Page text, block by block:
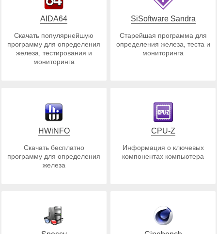
AIDA64
Скачать популярнейшую
программу для определения
железа, тестирования и
мониторинга
SiSoftware Sandra
Старейшая программа для
определения железа, теста и
мониторинга
HWiNFO
Скачать бесплатно
программу для определения
железа
CPU-Z
Информация о ключевых
компонентах компьютера